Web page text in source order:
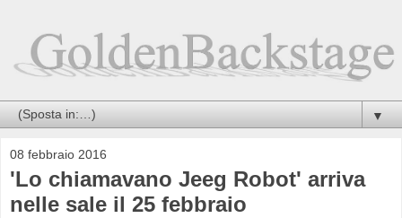
▼
08 febbraio 2016
'Lo chiamavano Jeeg Robot' arriva
nelle sale il 25 febbraio